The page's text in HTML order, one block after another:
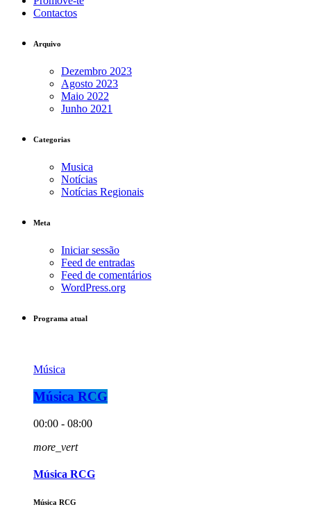
Contactos
Arquivo
Dezembro 2023
Agosto 2023
Maio 2022
Junho 2021
Categorias
Musica
Notícias
Notícias Regionais
Meta
Iniciar sessão
Feed de entradas
Feed de comentários
WordPress.org
Programa atual
Música
Música RCG
00:00 - 08:00
more_vert
Música RCG
Música RCG